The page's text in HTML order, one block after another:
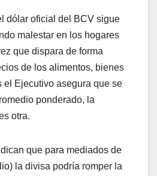
dólar oficial del BCV sigue
malestar en los hogares
que dispara de forma
de los alimentos, bienes
el Ejecutivo asegura que se
ponderado, la
otra.
que para mediados de
la divisa podría romper la